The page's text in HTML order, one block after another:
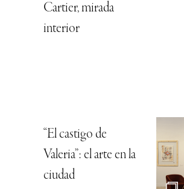
Cartier, mirada
interior
“El castigo de
Valeria”: el arte en la
ciudad